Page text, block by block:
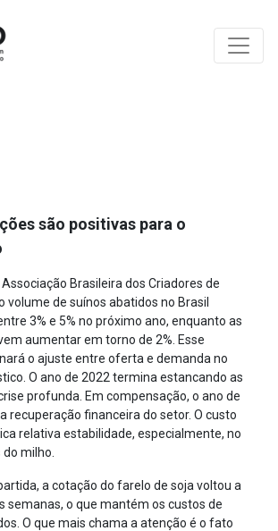
são positivas para o
Brasileira dos Criadores de
volume de suínos abatidos no Brasil
3% e 5% no próximo ano, enquanto as
aumentar em torno de 2%. Esse
o ajuste entre oferta e demanda no
O ano de 2022 termina estancando as
profunda. Em compensação, o ano de
recuperação financeira do setor. O custo
relativa estabilidade, especialmente, no
milho.
a cotação do farelo de soja voltou a
semanas, o que mantém os custos de
O que mais chama a atenção é o fato